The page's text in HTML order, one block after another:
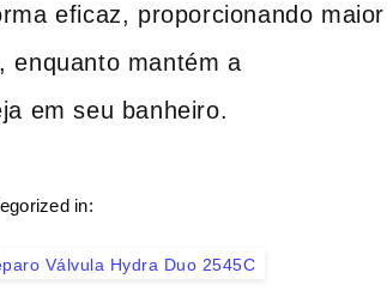
eficaz, proporcionando maior
enquanto mantém a
em seu banheiro.
in:
Válvula Hydra Duo 2545C